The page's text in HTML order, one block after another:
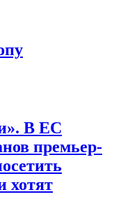
В ЕС
премьер-
хотят